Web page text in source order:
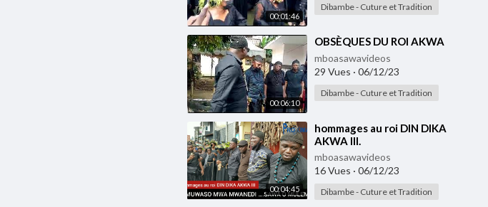
00:01:46
Dibambe - Cuture et Tradition
00:06:10
⁣OBSÈQUES DU ROI AKWA
mboasawavideos
29 Vues · 06/12/23
Dibambe - Cuture et Tradition
00:04:45
⁣hommages au roi DIN DIKA
AKWA III.
mboasawavideos
16 Vues · 06/12/23
Dibambe - Cuture et Tradition